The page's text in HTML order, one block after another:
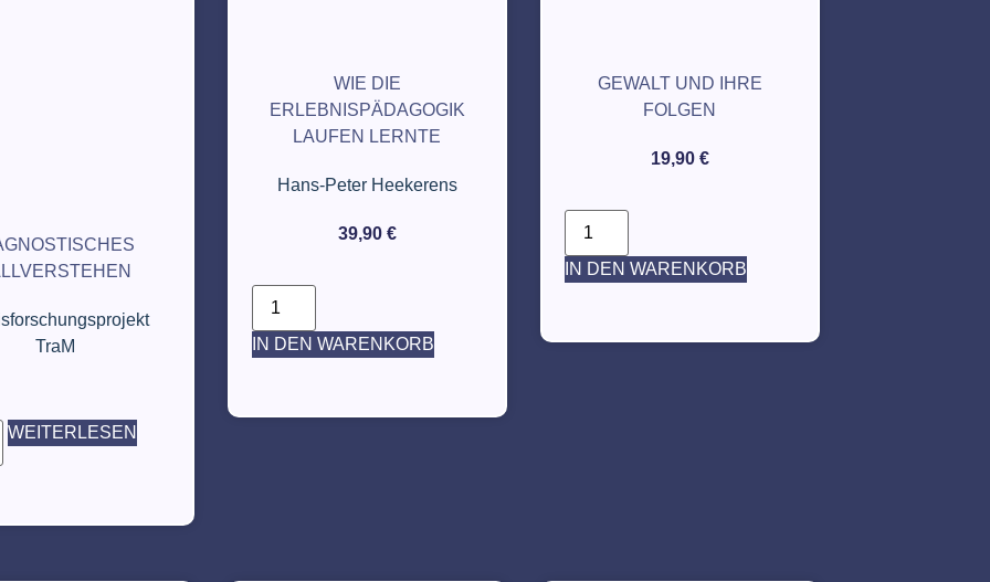
TraM
WEITERLESEN
WIE DIE
ERLEBNISPÄDAGOGIK
LAUFEN LERNTE
Hans-Peter Heekerens
39,90 €
IN DEN WARENKORB
GEWALT UND IHRE
FOLGEN
19,90 €
IN DEN WARENKORB